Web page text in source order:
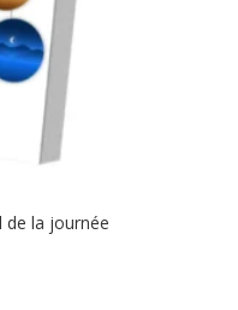
de la journée